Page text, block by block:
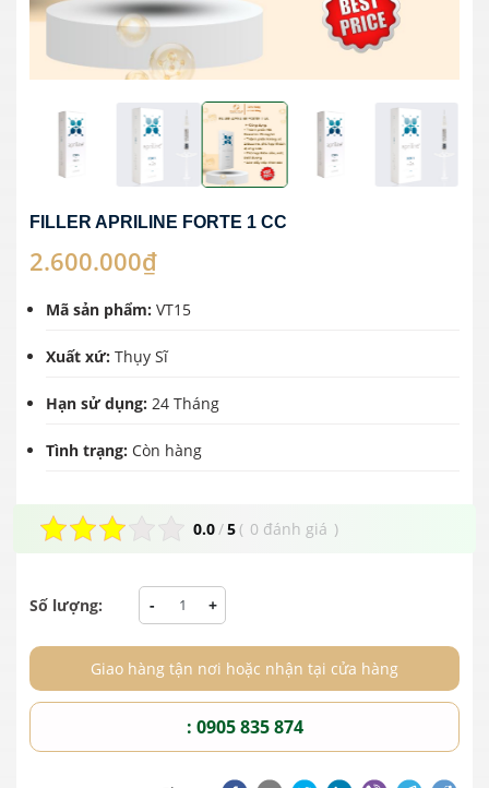
FILLER APRILINE FORTE 1 CC
2.600.000₫
Mã sản phẩm: VT15
Xuất xứ: Thụy Sĩ
Hạn sử dụng: 24 Tháng
Tình trạng: Còn hàng
0.0 /5( 0 đánh giá )
Số lượng: - +
Giao hàng tận nơi hoặc nhận tại cửa hàng
: 0905 835 874